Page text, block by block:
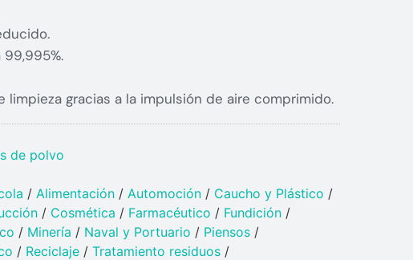
gracias a la impulsión de aire comprimido.
de polvo
/ Alimentación/ Automoción/ Caucho y Plástico​ /
/ Cosmética / Farmacéutico / Fundición/
/ Minería / Naval y Portuario​ / Piensos/
/ Reciclaje/ Tratamiento residuos/